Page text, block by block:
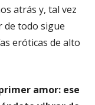
atrás y, tal vez
de todo sigue
eróticas de alto
amor: ese